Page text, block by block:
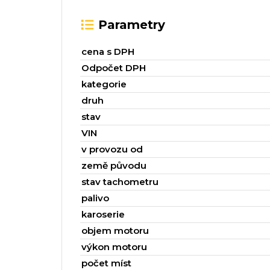
Parametry
cena s DPH
Odpočet DPH
kategorie
druh
stav
VIN
v provozu od
země původu
stav tachometru
palivo
karoserie
objem motoru
výkon motoru
počet míst